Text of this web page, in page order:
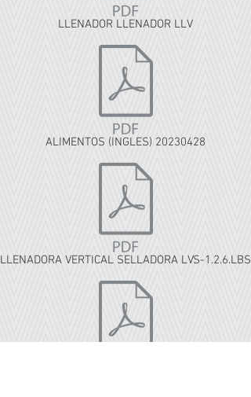
LLENADOR LLENADOR LLV
ALIMENTOS (INGLES) 20230428
LLENADORA VERTICAL SELLADORA LVS-1.2.6.LBS